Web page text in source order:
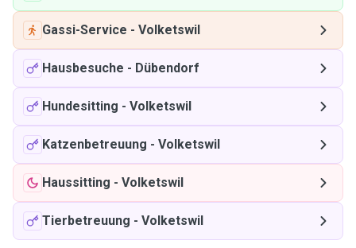
Gassi-Service - Volketswil
Hausbesuche - Dübendorf
Hundesitting - Volketswil
Katzenbetreuung - Volketswil
Haussitting - Volketswil
Tierbetreuung - Volketswil